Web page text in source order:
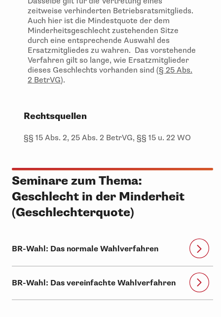
zeitweise verhinderten Betriebsratsmitglieds.
Auch hier ist die Mindestquote der dem
Minderheitsgeschlecht zustehenden Sitze
durch eine entsprechende Auswahl des
Ersatzmitgliedes zu wahren. Das vorstehende
Verfahren gilt so lange, wie Ersatzmitglieder
dieses Geschlechts vorhanden sind (§ 25 Abs.
2 BetrVG).
Rechtsquellen
§§ 15 Abs. 2, 25 Abs. 2 BetrVG, §§ 15 u. 22 WO
Seminare zum Thema:
Geschlecht in der Minderheit
(Geschlechterquote)
BR-Wahl: Das normale Wahlverfahren
BR-Wahl: Das vereinfachte Wahlverfahren